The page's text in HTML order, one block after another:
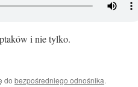
i nie tylko.
do bezpośredniego odnośnika.